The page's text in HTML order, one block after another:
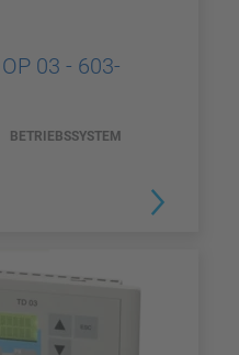
03 - 603-
BETRIEBSSYSTEM